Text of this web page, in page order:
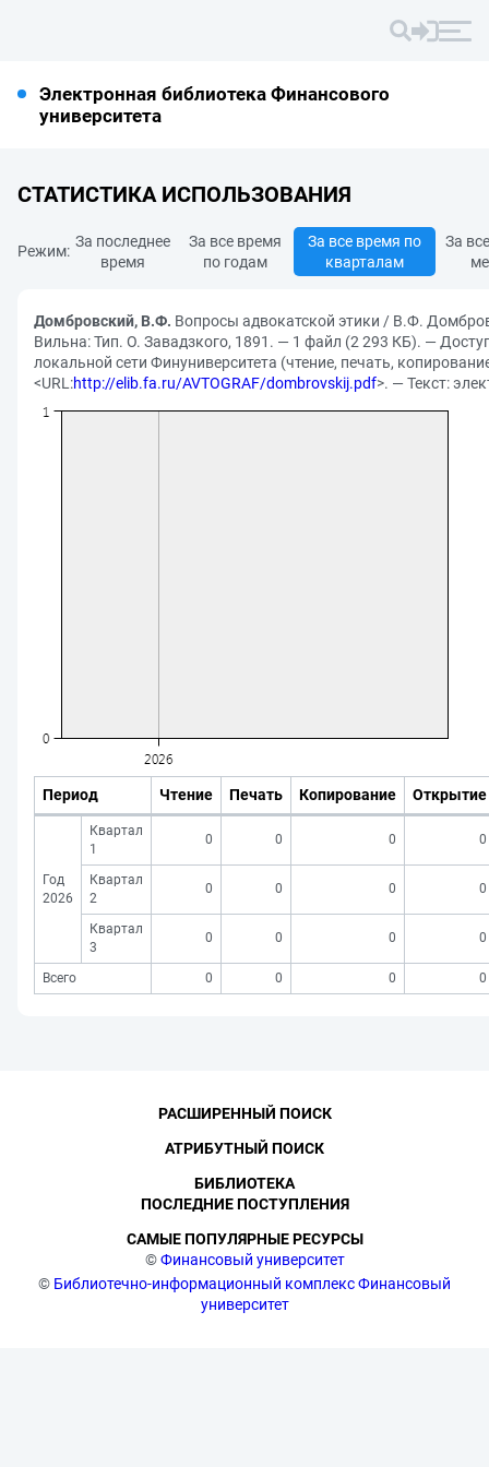
Электронная библиотека Финансового
университета
СТАТИСТИКА ИСПОЛЬЗОВАНИЯ
Режим:
За последнее
время
За все время
по годам
За все время по
кварталам
За
Домбровский, В.Ф. Вопросы адвокатской этики / В.Ф.
Вильна: Тип. О. Завадзкого, 1891. — 1 файл (2 293 КБ). —
локальной сети Финуниверситета (чтение, печать,
<URL:http://elib.fa.ru/AVTOGRAF/dombrovskij.pdf>. — Текст:
Период Чтение Печать Копирование Открытие
Год
2026
Квартал
1
0 0 0 0
Квартал
2
0 0 0 0
Квартал
3
0 0 0 0
Всего 0 0 0 0
©Финансовый университет
© Библиотечно-информационный комплекс Финансовый
университет
РАСШИРЕННЫЙ ПОИСК
АТРИБУТНЫЙ ПОИСК
БИБЛИОТЕКА
ПОСЛЕДНИЕ ПОСТУПЛЕНИЯ
САМЫЕ ПОПУЛЯРНЫЕ РЕСУРСЫ